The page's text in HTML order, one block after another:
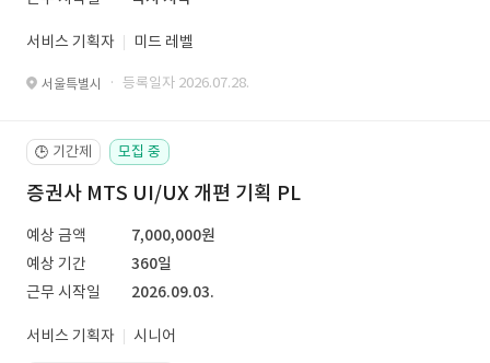
서비스 기획자 미드 레벨
서울특별시 · 등록일자 2026.07.28.
🕒 기간제 모집 중
증권사 MTS UI/UX 개편 기획 PL
예상 금액
7,000,000원
예상 기간
360일
근무 시작일
2026.09.03.
서비스 기획자 시니어